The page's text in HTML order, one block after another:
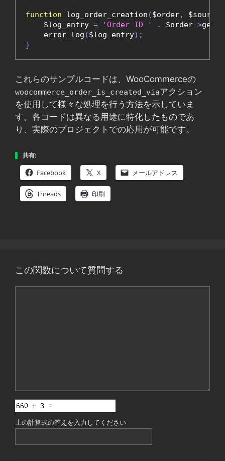
function log_order_creation ($order, $source
    $log_entry
= 'Order ID ' . $order->
    error_log
($log_entry);
}
これらのサンプルコードは、WooCommerceの
woocommerce_order_is_created_viaアクション
を使用して様々な処理を行う方法を示していま
す。各コードは異なる用途に特化したものであ
り、実際のプロジェクトでの応用が可能です。
共有:
Facebook X メールアドレス
Threads 印刷
この関数について質問する
上の計算式の答えを入力してください